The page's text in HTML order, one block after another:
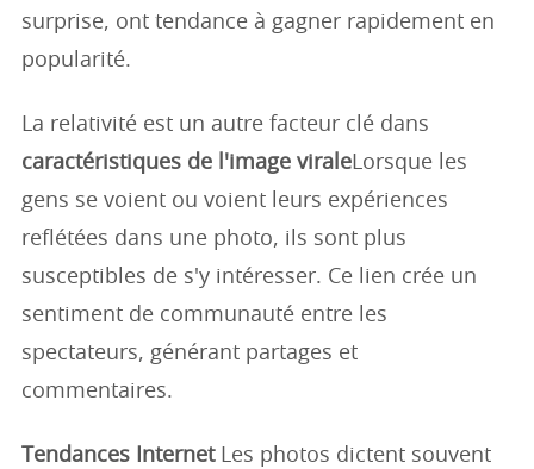
surprise, ont tendance à gagner rapidement en
popularité.
La relativité est un autre facteur clé dans
caractéristiques de l'image viraleLorsque les
gens se voient ou voient leurs expériences
reflétées dans une photo, ils sont plus
susceptibles de s'y intéresser. Ce lien crée un
sentiment de communauté entre les
spectateurs, générant partages et
commentaires.
Tendances InternetLes photos dictent souvent